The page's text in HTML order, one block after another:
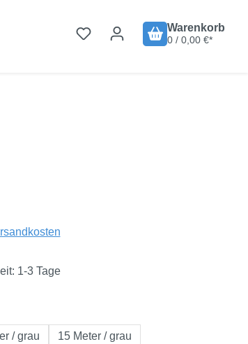
Warenkorb
0 / 0,00 €*
1-3 Tage
/ grau
15 Meter / grau